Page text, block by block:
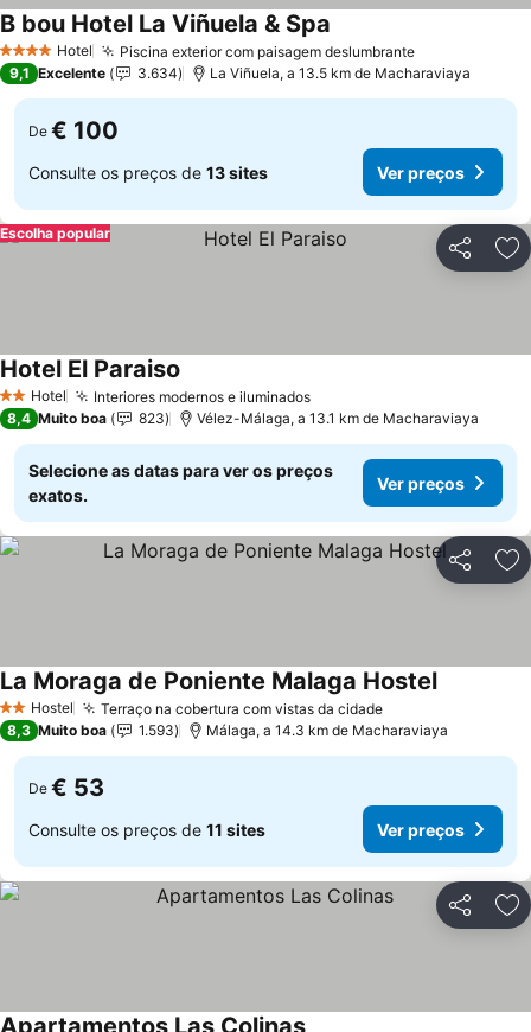
4 EstrelasHotel Piscina exterior com paisagem deslumbranteVer preços
B bou Hotel La Viñuela & Spa
9,1 Excelente 3.634 La Viñuela, a 13.5 km de Macharaviaya
De € 100
Consulte os preços de 13 sites Ver preços
Partilhar
Escolha popular
2 Estrelas
Hotel Interiores modernos e iluminadosVer preços
Hotel El Paraiso
8,4 Muito boa 823 Vélez-Málaga, a 13.1 km de Macharaviaya
Selecione as datas para ver os preços
exatos.
Ver preços
Partilhar
2 Estrelas
Hostel Terraço na cobertura com vistas da cidadeVer preços
La Moraga de Poniente Malaga HostelVer
8,3 Muito boa 1.593 Málaga, a 14.3 km de Macharaviaya
De € 53
Consulte os preços de 11 sites Ver preços
Partilhar
Apartamentos Las Colinas